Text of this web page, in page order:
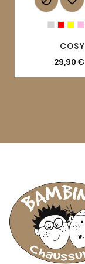
COSY
29,90 €